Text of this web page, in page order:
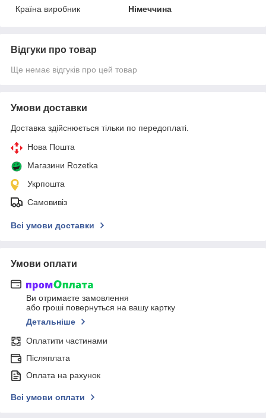
Країна виробник
Німеччина
Відгуки про товар
Ще немає відгуків про цей товар
Умови доставки
Доставка здійснюється тільки по передоплаті.
Нова Пошта
Магазини Rozetka
Укрпошта
Самовивіз
Всі умови доставки
Умови оплати
Ви отримаєте замовлення
або гроші повернуться на вашу картку
Детальніше
Оплатити частинами
Післяплата
Оплата на рахунок
Всі умови оплати